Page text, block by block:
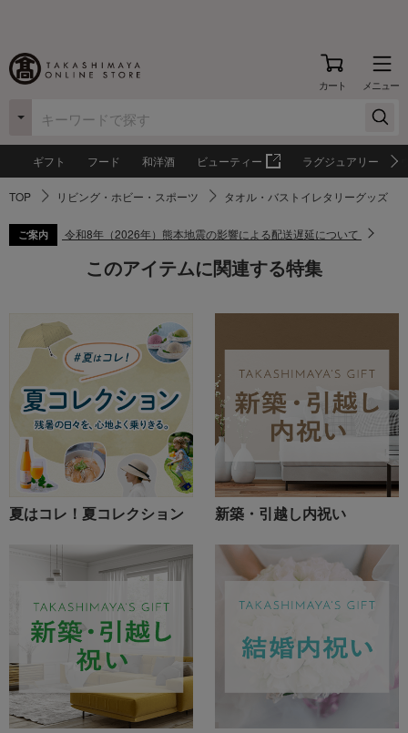
カート メニュー
ギフト フード 和洋酒 ビューティー ラグジュアリー
TOP リビング・ホビー・スポーツ タオル・バストイレタリーグッズ
ご案内 令和8年（2026年）熊本地震の影響による配送遅延について
このアイテムに関連する特集
夏はコレ！夏コレクション 新築・引越し内祝い